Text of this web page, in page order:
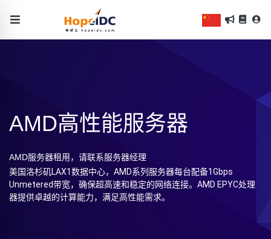
AMD高性能服务器
AMD服务器租用，请联系服务器经理
美国洛杉矶LAX1数据中心，AMD系列服务器每台配备1Gbps
Unmetered带宽，确保超高速和稳定的网络连接。AMD EPYC处理
器提供卓越的计算能力，满足高性能需求。